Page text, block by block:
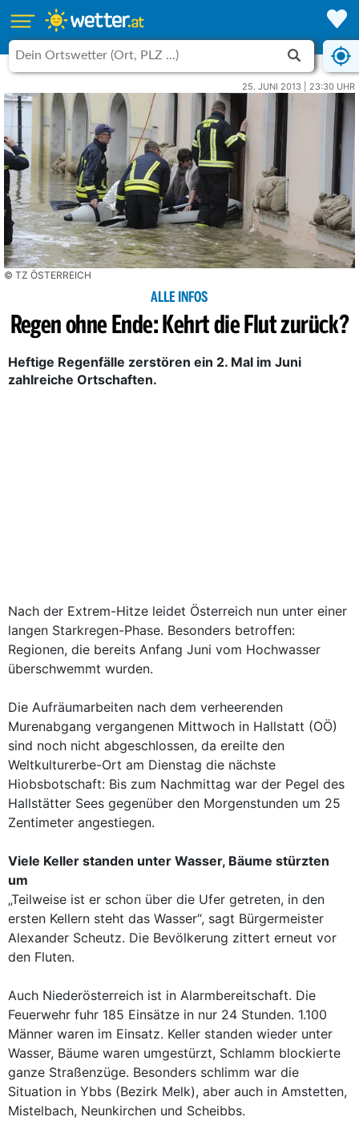
25. JUNI 2013 | 23:30 UHR
© TZ ÖSTERREICH
ALLE INFOS
Regen ohne Ende: Kehrt die Flut zurück?
Heftige Regenfälle zerstören ein 2. Mal im Juni
zahlreiche Ortschaften.
Nach der Extrem-Hitze leidet Österreich nun unter einer
langen Starkregen-Phase. Besonders betroffen:
Regionen, die bereits Anfang Juni vom Hochwasser
überschwemmt wurden.
Die Aufräumarbeiten nach dem verheerenden
Murenabgang vergangenen Mittwoch in Hallstatt (OÖ)
sind noch nicht abgeschlossen, da ereilte den
Weltkulturerbe-Ort am Dienstag die nächste
Hiobsbotschaft: Bis zum Nachmittag war der Pegel des
Hallstätter Sees gegenüber den Morgenstunden um 25
Zentimeter angestiegen.
Viele Keller standen unter Wasser, Bäume stürzten
um
„Teilweise ist er schon über die Ufer getreten, in den
ersten Kellern steht das Wasser“, sagt Bürgermeister
Alexander Scheutz. Die Bevölkerung zittert erneut vor
den Fluten.
Auch Niederösterreich ist in Alarmbereitschaft. Die
Feuerwehr fuhr 185 Einsätze in nur 24 Stunden. 1.100
Männer waren im Einsatz. Keller standen wieder unter
Wasser, Bäume waren umgestürzt, Schlamm blockierte
ganze Straßenzüge. Besonders schlimm war die
Situation in Ybbs (Bezirk Melk), aber auch in Amstetten,
Mistelbach, Neunkirchen und Scheibbs.